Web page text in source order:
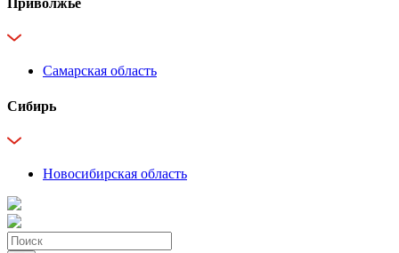
Приволжье
Самарская область
Сибирь
Новосибирская область